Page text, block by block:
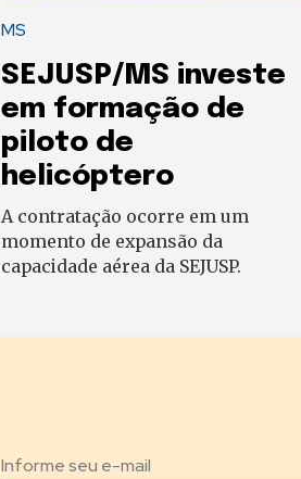
MS
SEJUSP/MS investe
em formação de
piloto de
helicóptero
A contratação ocorre em um
momento de expansão da
capacidade aérea da SEJUSP.
Informe seu e-mail